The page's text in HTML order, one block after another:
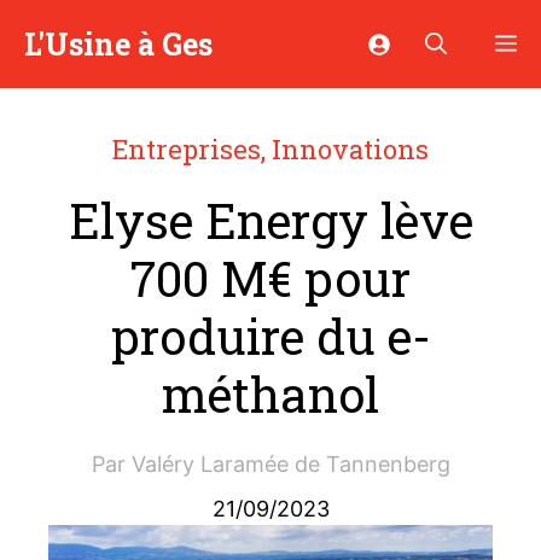
L'Usine à Ges
Entreprises, Innovations
Elyse Energy lève
700 M€ pour
produire du e-
méthanol
Par Valéry Laramée de Tannenberg
21/09/2023